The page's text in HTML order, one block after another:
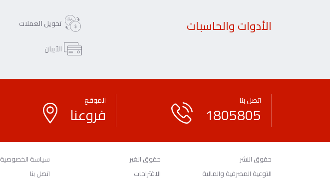
الأدوات والحاسبات تحويل العملات
الآيبان
اتصل بنا
1805805
الموقع
فروعنا
حقوق النشر حقوق الغير سياسة الخصوصية
التوعية المصرفية والمالية
الاقتراحات اتصل بنا